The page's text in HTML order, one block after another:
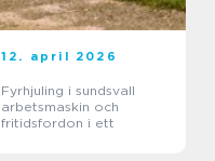
12. april 2026
Fyrhjuling i sundsvall
arbetsmaskin och
fritidsfordon i ett